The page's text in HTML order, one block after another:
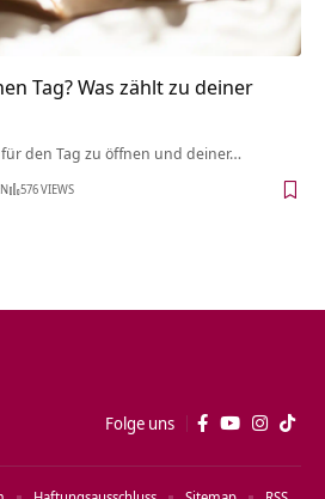
Tag? Was zählt zu deiner
den Tag zu öffnen und deiner…
576 VIEWS
Folge uns